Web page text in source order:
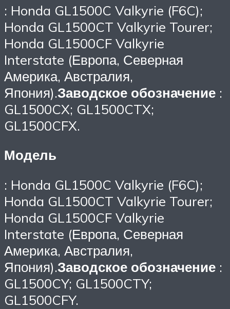
: Honda GL1500C Valkyrie (F6C);
Honda GL1500CT Valkyrie Tourer;
Honda GL1500CF Valkyrie
Interstate (Европа, Северная
Америка, Австралия,
Япония).Заводское обозначение :
GL1500CX; GL1500CTX;
GL1500CFX.
Модель
: Honda GL1500C Valkyrie (F6C);
Honda GL1500CT Valkyrie Tourer;
Honda GL1500CF Valkyrie
Interstate (Европа, Северная
Америка, Австралия,
Япония).Заводское обозначение :
GL1500CY; GL1500CTY;
GL1500CFY.